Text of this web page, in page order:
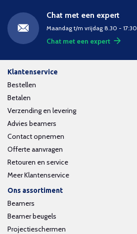
Chat met een expert
Maandag t/m vrijdag 8.30 - 17:30
Chat met een expert
Klantenservice
Bestellen
Betalen
Verzending en levering
Advies beamers
Contact opnemen
Offerte aanvragen
Retouren en service
Meer Klantenservice
Ons assortiment
Beamers
Beamer beugels
Projectieschermen